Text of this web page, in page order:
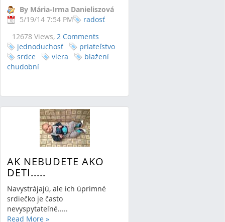
By Mária-Irma Danieliszová
5/19/14 7:54 PM
12678 Views, 2 Comments
radosť
jednoduchosť
priateľstvo
srdce
viera
blažení
chudobní
AK NEBUDETE AKO
DETI.....
Navystrájajú, ale ich úprimné
srdiečko je často
nevyspytateľné.....
Read More »